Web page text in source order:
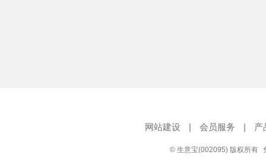
网站建设 | 会员服务 | 产
© 生意宝(002095) 版权所有